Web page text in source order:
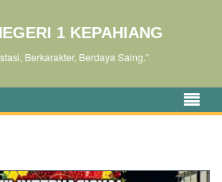
1 KEPAHIANG
Berkarakter, Berdaya Saing.”